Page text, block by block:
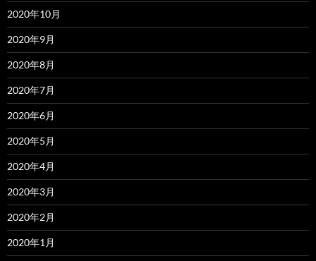
2020年10月
2020年9月
2020年8月
2020年7月
2020年6月
2020年5月
2020年4月
2020年3月
2020年2月
2020年1月